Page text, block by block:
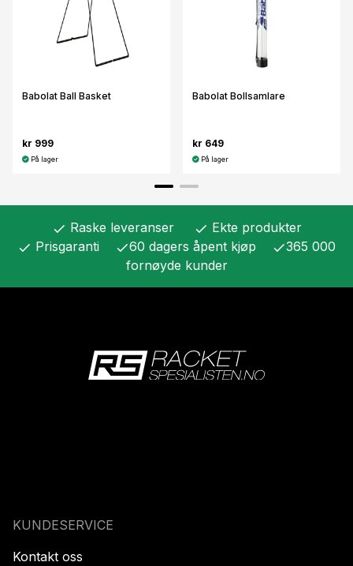
Babolat Ball Basket
kr 999
På lager
Babolat Bollsamlare
kr 649
På lager
check Raske leveranser check Ekte produkter
check Prisgaranti check60 dagers åpent kjøp check365 000
fornøyde kunder
KUNDESERVICE
Kontakt oss